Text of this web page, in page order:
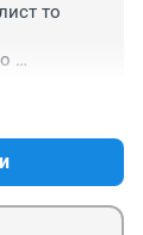
то